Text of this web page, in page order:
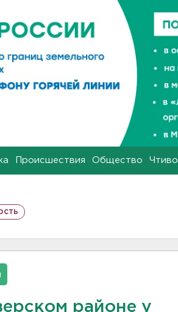
Происшествия Общество Чтиво
районе у